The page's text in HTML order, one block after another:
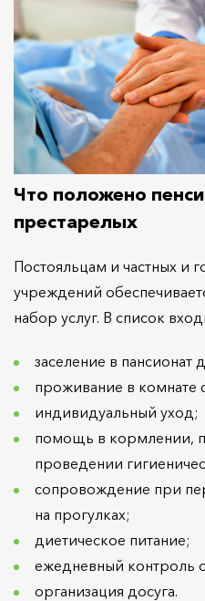
Что положено
престарелых
Постояльцам и частных и
учреждений
набор услуг. В список
заселение в
проживание в
индивидуальный уход;
помощь в кормлении,
проведении
сопровождение при
на прогулках;
диетическое питание;
ежедневный контроль
организация досуга.